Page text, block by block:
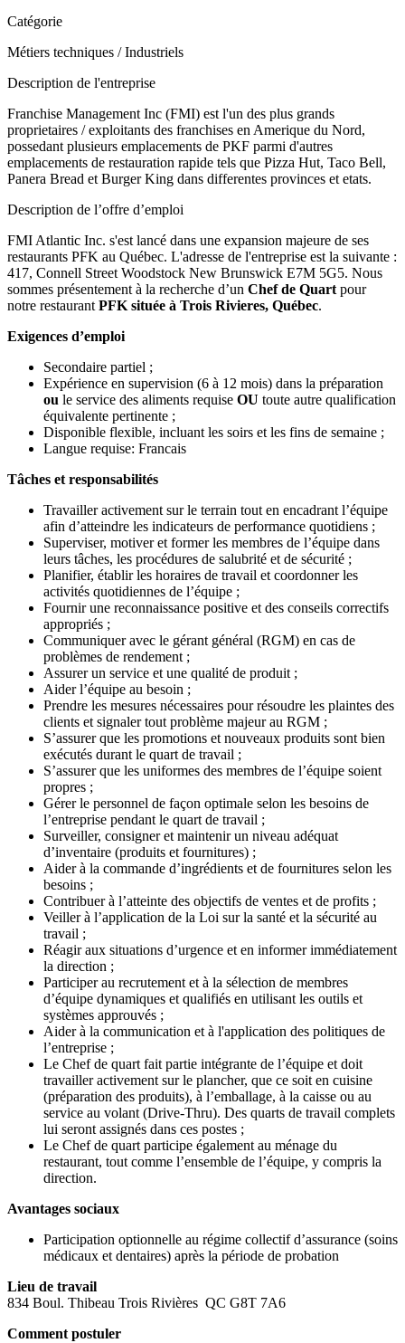
Catégorie
Métiers techniques / Industriels
Description de l'entreprise
Franchise Management Inc (FMI) est l'un des plus grands
proprietaires / exploitants des franchises en Amerique du Nord,
possedant plusieurs emplacements de PKF parmi d'autres
emplacements de restauration rapide tels que Pizza Hut, Taco Bell,
Panera Bread et Burger King dans differentes provinces et etats.
Description de l’offre d’emploi
FMI Atlantic Inc. s'est lancé dans une expansion majeure de ses
restaurants PFK au Québec. L'adresse de l'entreprise est la suivante :
417, Connell Street Woodstock New Brunswick E7M 5G5. Nous
sommes présentement à la recherche d’un Chef de Quart pour
notre restaurant PFK située à Trois Rivieres, Québec.
Exigences d’emploi
Secondaire partiel ;
Expérience en supervision (6 à 12 mois) dans la préparation
ou le service des aliments requise OU toute autre qualification
équivalente pertinente ;
Disponible flexible, incluant les soirs et les fins de semaine ;
Langue requise: Francais
Tâches et responsabilités
Travailler activement sur le terrain tout en encadrant l’équipe
afin d’atteindre les indicateurs de performance quotidiens ;
Superviser, motiver et former les membres de l’équipe dans
leurs tâches, les procédures de salubrité et de sécurité ;
Planifier, établir les horaires de travail et coordonner les
activités quotidiennes de l’équipe ;
Fournir une reconnaissance positive et des conseils correctifs
appropriés ;
Communiquer avec le gérant général (RGM) en cas de
problèmes de rendement ;
Assurer un service et une qualité de produit ;
Aider l’équipe au besoin ;
Prendre les mesures nécessaires pour résoudre les plaintes des
clients et signaler tout problème majeur au RGM ;
S’assurer que les promotions et nouveaux produits sont bien
exécutés durant le quart de travail ;
S’assurer que les uniformes des membres de l’équipe soient
propres ;
Gérer le personnel de façon optimale selon les besoins de
l’entreprise pendant le quart de travail ;
Surveiller, consigner et maintenir un niveau adéquat
d’inventaire (produits et fournitures) ;
Aider à la commande d’ingrédients et de fournitures selon les
besoins ;
Contribuer à l’atteinte des objectifs de ventes et de profits ;
Veiller à l’application de la Loi sur la santé et la sécurité au
travail ;
Réagir aux situations d’urgence et en informer immédiatement
la direction ;
Participer au recrutement et à la sélection de membres
d’équipe dynamiques et qualifiés en utilisant les outils et
systèmes approuvés ;
Aider à la communication et à l'application des politiques de
l’entreprise ;
Le Chef de quart fait partie intégrante de l’équipe et doit
travailler activement sur le plancher, que ce soit en cuisine
(préparation des produits), à l’emballage, à la caisse ou au
service au volant (Drive-Thru). Des quarts de travail complets
lui seront assignés dans ces postes ;
Le Chef de quart participe également au ménage du
restaurant, tout comme l’ensemble de l’équipe, y compris la
direction.
Avantages sociaux
Participation optionnelle au régime collectif d’assurance (soins
médicaux et dentaires) après la période de probation
Lieu de travail
834 Boul. Thibeau Trois Rivières QC G8T 7A6
Comment postuler